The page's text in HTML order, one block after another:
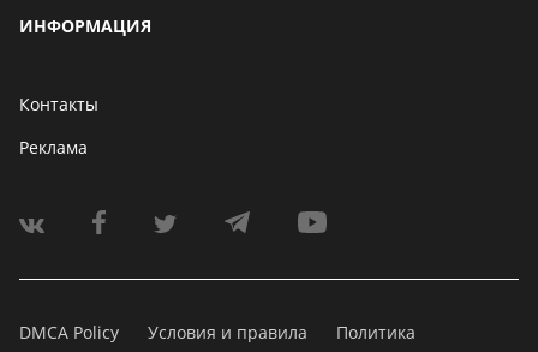
ИНФОРМАЦИЯ
Контакты
Реклама
DMCA Policy Условия и правила Политика